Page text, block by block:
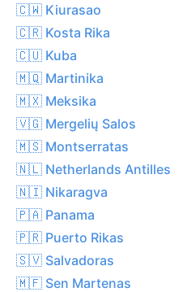
🇨🇼 Kiurasao
🇨🇷 Kosta Rika
🇨🇺 Kuba
🇲🇶 Martinika
🇲🇽 Meksika
🇻🇬 Mergelių Salos
🇲🇸 Montserratas
🇳🇱 Netherlands Antilles
🇳🇮 Nikaragva
🇵🇦 Panama
🇵🇷 Puerto Rikas
🇸🇻 Salvadoras
🇲🇫 Sen Martenas